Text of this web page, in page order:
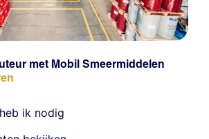
met Mobil Smeermiddelen
ik nodig